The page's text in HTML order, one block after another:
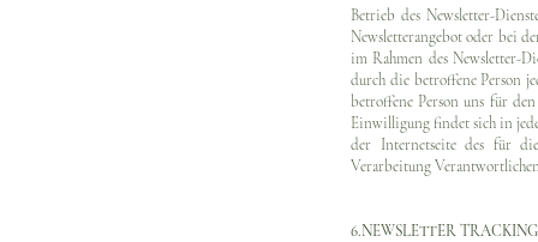
Betrieb des Newsletter-
Newsletterangebot oder bei
im Rahmen des Newsletter-
durch die betroffene Person
betroffene Person uns für
Einwilligung findet sich in
der Internetseite des für
Verarbeitung
6.NEWSLETTER TRACKING